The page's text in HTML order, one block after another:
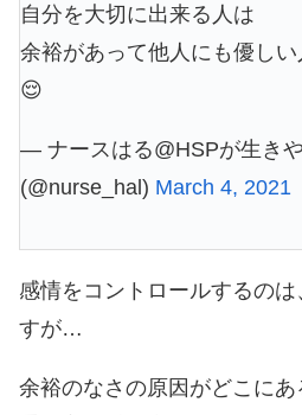
自分を大切に出来る人は
余裕があって他人にも優し
😌
— ナースはる@HSPが生き
(@nurse_hal) March 4, 2021
感情をコントロールするの
すが…
余裕のなさの原因がどこに